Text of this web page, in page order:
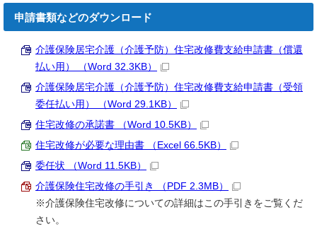
申請書類などのダウンロード
介護保険居宅介護（介護予防）住宅改修費支給申請書（償還
払い用） （Word 32.3KB）
介護保険居宅介護（介護予防）住宅改修費支給申請書（受領
委任払い用） （Word 29.1KB）
住宅改修の承諾書 （Word 10.5KB）
住宅改修が必要な理由書 （Excel 66.5KB）
委任状 （Word 11.5KB）
介護保険住宅改修の手引き （PDF 2.3MB）
※介護保険住宅改修についての詳細はこの手引きをご覧くだ
さい。